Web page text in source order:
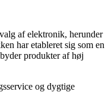
af elektronik, herunder
har etableret sig som en
produkter af høj
og dygtige